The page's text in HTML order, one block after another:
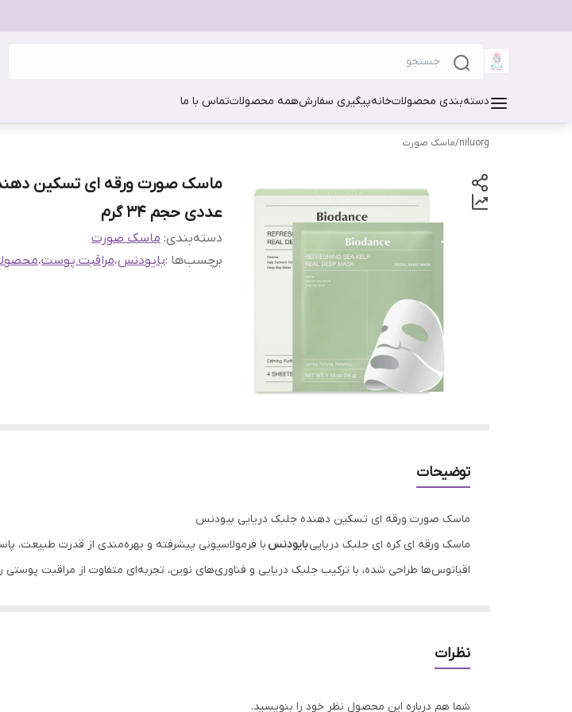
دسته‌بندی محصولاتخانهپیگیری سفارشهمه محصولاتتماس با ما
niluorg
/ماسک صورت
عددی حجم 34 گرم
دسته‌بندی: ماسک صورت
برچسب‌ها :بایودنس،مراقبت پوست،
توضیحات
ماسک صورت ورقه ای تسکین دهنده جلبک دریایی بیودنس
ماسک ورقه‌ ای کره ای جلبک دریاییبایودنس با فرمولاسیونی پیشرفته و بهره‌مندی از قدرت
اقیانوس‌ها طراحی شده، با ترکیب جلبک دریایی و فناوری‌های نوین، تجربه‌ای متفاوت از مراقبت
جلبک دریایی، که در این ماسک به‌عنوان ستاره اصلی فرمولاسیون شناخته می‌شود، ماده‌ای است که
دریایی” شهرت دارد، سرشار از مواد معدنی، آنتی‌اکسیدان‌ها و فوکوئیدان است. فوکوئیدان، ترکیبی
نظرات
شما هم درباره این محصول نظر خود را بنویسید.